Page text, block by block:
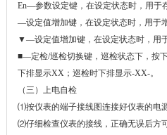
En—参数设定键， 在设定状态时，用于
—设定值增加键， 在设定状态时 ，用于
▼—设定值增加键， 在设定状态时 ，用
■—定检/巡检切换键，巡检状态下，按
下排显示XX ；巡检时下排显示-XX-。
（三）上电自检
⑴按仪表的端子接线图连接好仪表的电
⑵仔细检查仪表的接线，正确无误后方